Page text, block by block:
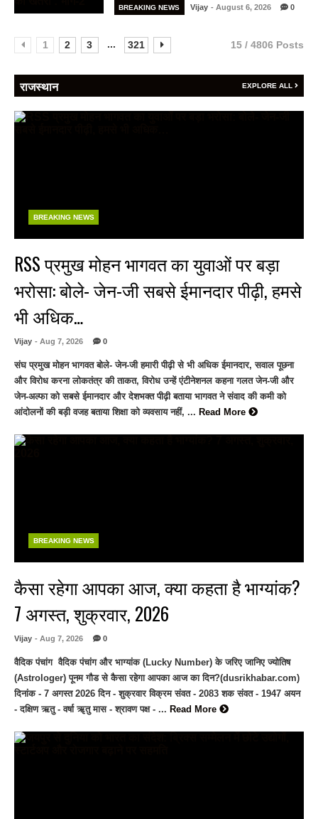
BREAKING NEWS Vijay - August 6, 2026 0
1 2 3 ... 321 15 / 4806 Posts
राजस्थान EXPLORE ALL
BREAKING NEWS
RSS प्रमुख मोहन भागवत का युवाओं पर बड़ा
भरोसा: बोले- जेन-जी सबसे ईमानदार पीढ़ी, हमसे
भी अधिक…
Vijay - Aug 7, 2026 0
संघ प्रमुख मोहन भागवत बोले- जेन-जी हमारी पीढ़ी से भी अधिक ईमानदार, सवाल पूछना
और विरोध करना लोकतंत्र की ताकत, विरोध उन्हें एंटीनेशनल कहना गलत जेन-जी और
जेन-अल्फा को सबसे ईमानदार और देशभक्त पीढ़ी बताया भागवत ने संवाद की कमी को
आंदोलनों की बड़ी वजह बताया शिक्षा को व्यवसाय नहीं, ... Read More
BREAKING NEWS
कैसा रहेगा आपका आज, क्या कहता है भाग्यांक?
7 अगस्त, शुक्रवार, 2026
Vijay - Aug 7, 2026 0
वैदिक पंचांग वैदिक पंचांग और भाग्यांक (Lucky Number) के जरिए जानिए ज्योतिष
(Astrologer) पूनम गौड से कैसा रहेगा आपका आज का दिन?(dusrikhabar.com)
दिनांक - 7 अगस्त 2026 दिन - शुक्रवार विक्रम संवत - 2083 शक संवत - 1947 अयन
- दक्षिण ऋतु - वर्षा ॠतु मास - श्रावण पक्ष - ... Read More